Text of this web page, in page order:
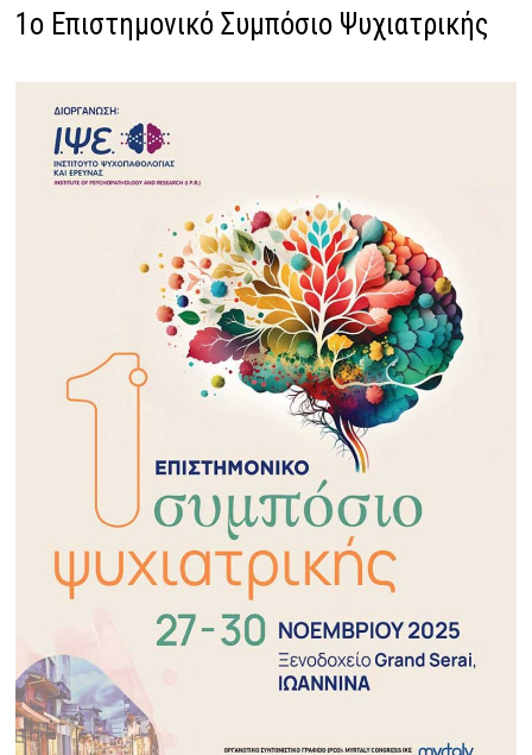
1ο Επιστημονικό Συμπόσιο Ψυχιατρικής